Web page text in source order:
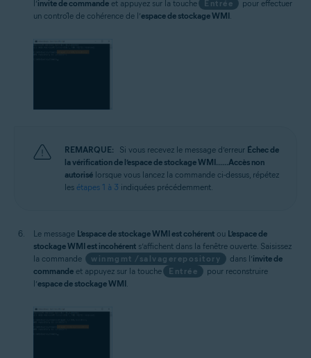
l’invite de commande et appuyez sur la touche Entrée
pour effectuer
un contrôle de cohérence de l’espace de stockage WMI.
REMARQUE: Si vous recevez le message d’erreur Échec de
la vérification de l’espace de stockage WMI... ...Accès non
autorisé lorsque vous lancez la commande ci-dessus, répétez
les étapes 1 à 3 indiquées précédemment.
Le message L’espace de stockage WMI est cohérent ou L’espace de
stockage WMI est incohérent s’affichent dans la fenêtre ouverte. Saisissez
la commande
winmgmt /salvagerepository dans l’invite de
commande et appuyez sur la touche Entrée
pour reconstruire
l’espace de stockage WMI